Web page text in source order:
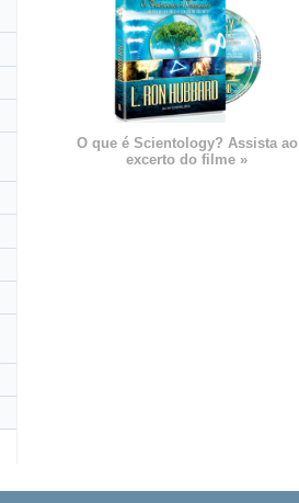
O que é Scientology? Assista ao
excerto do filme »